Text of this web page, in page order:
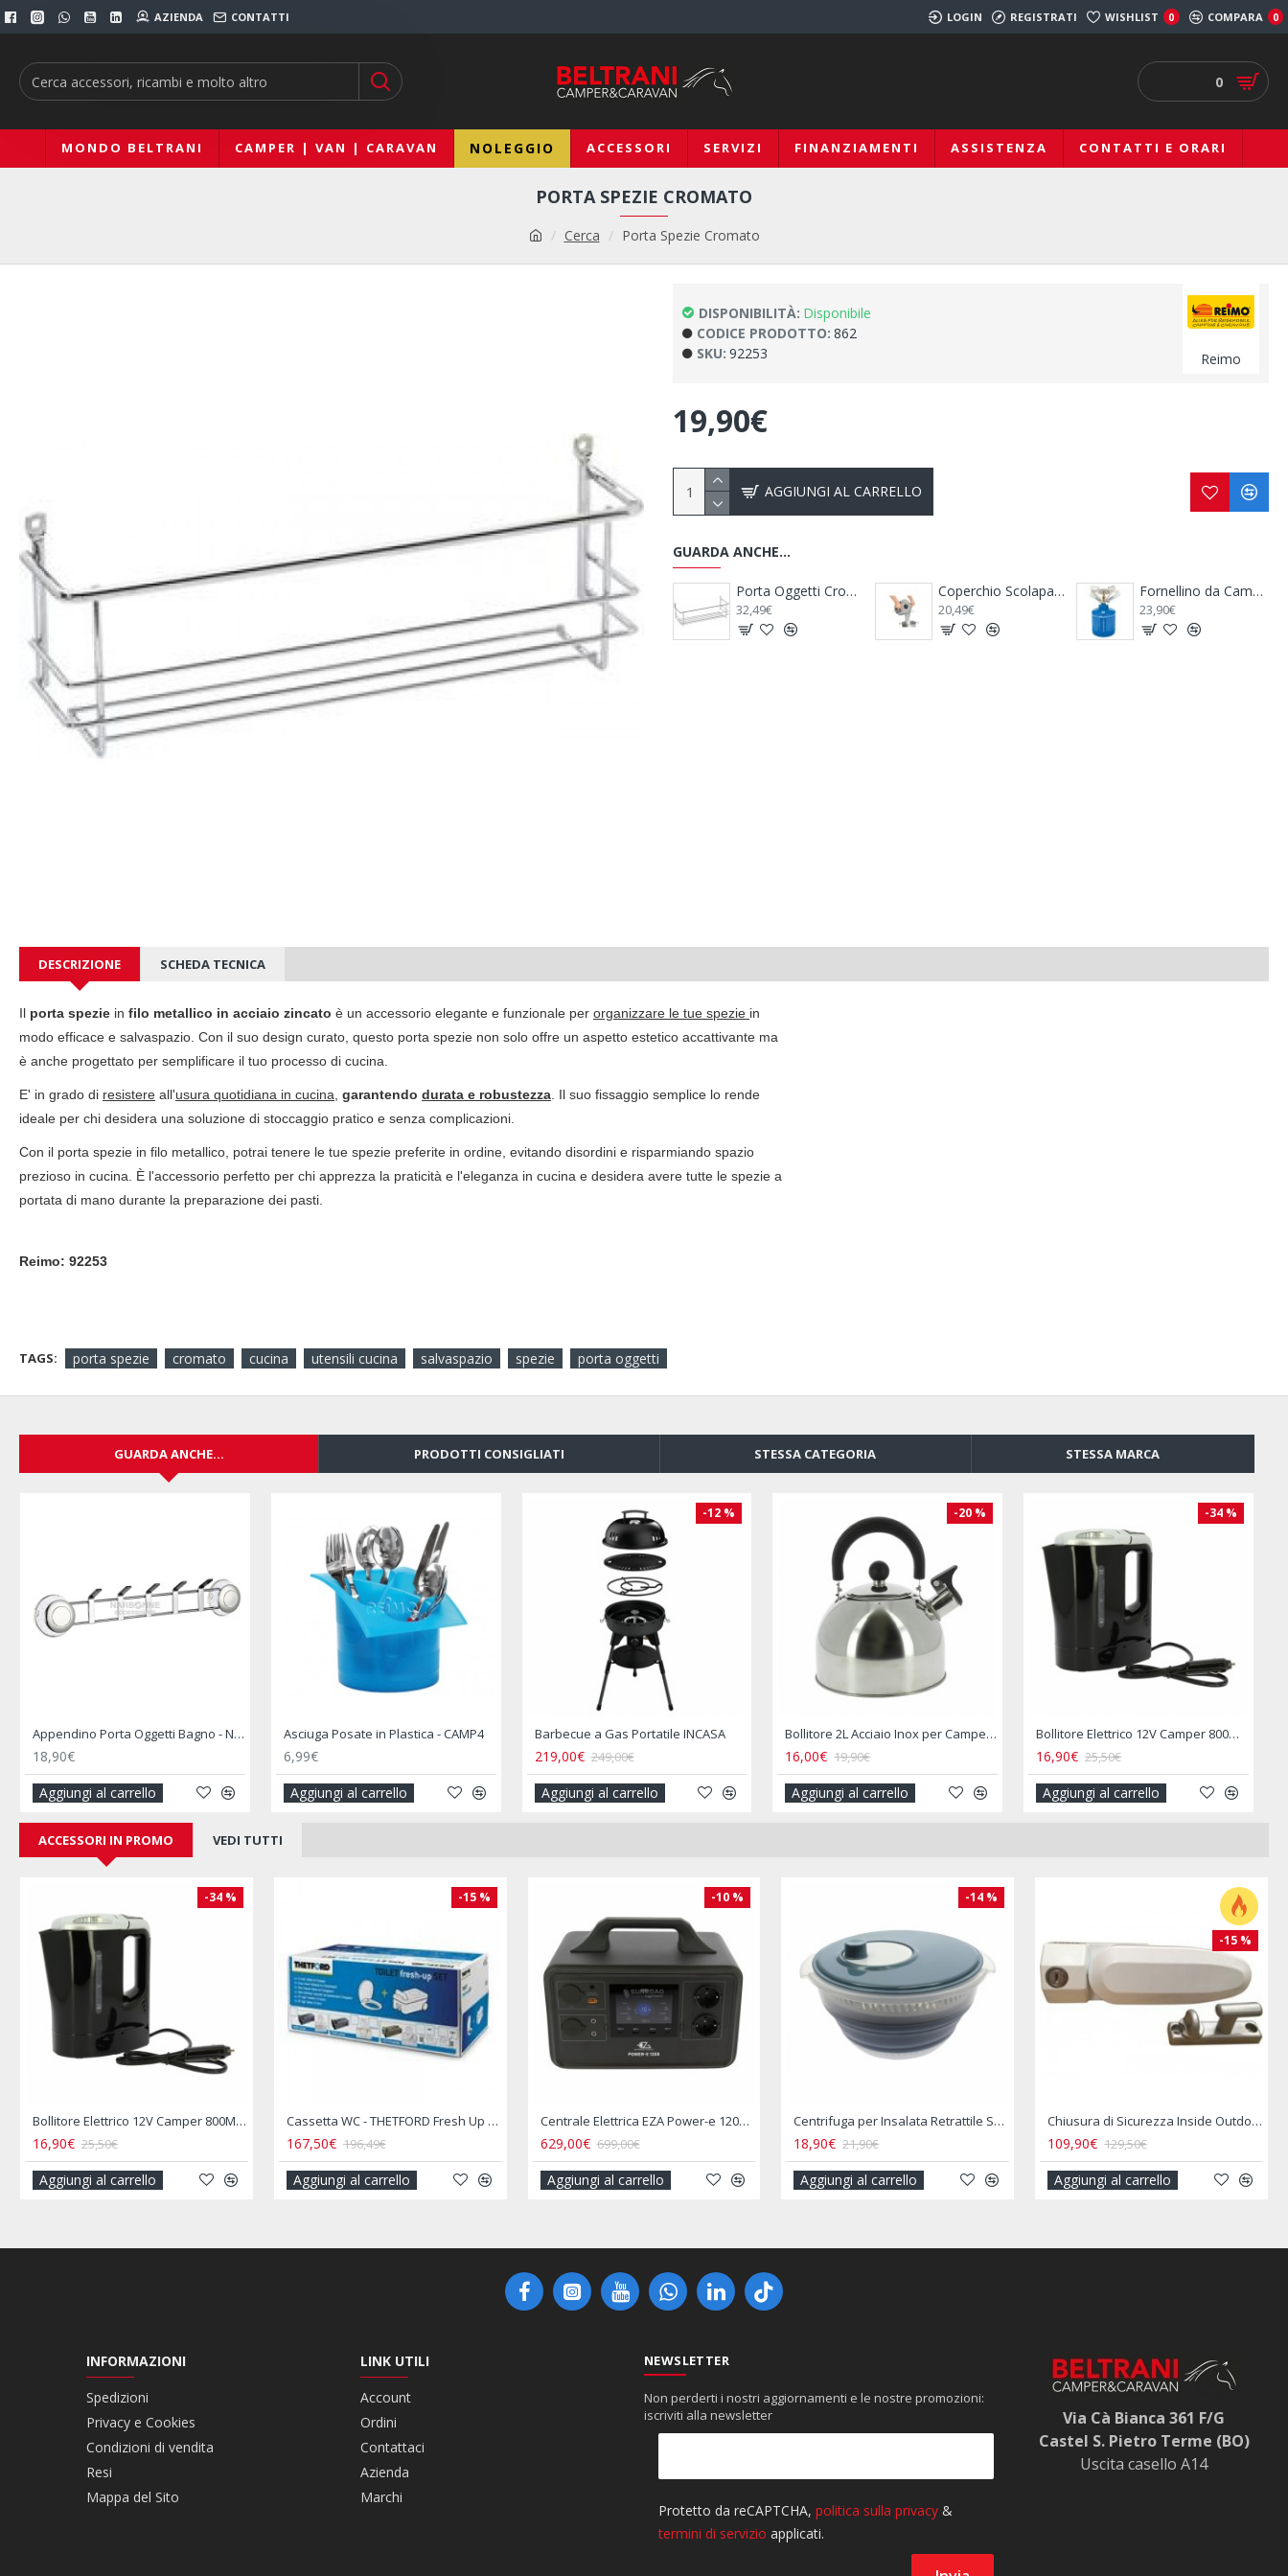
AZIENDA CONTATTI LOGIN REGISTRATI WISHLIST 0 COMPARA 0
0
MONDO BELTRANI CAMPER | VAN | CARAVAN NOLEGGIO ACCESSORI SERVIZI FINANZIAMENTI ASSISTENZA CONTATTI E ORARI
Cerca Porta Spezie Cromato
PORTA SPEZIE CROMATO
DISPONIBILITÀ: Disponibile
CODICE PRODOTTO: 862
SKU: 92253 Reimo
19,90€
AGGIUNGI AL CARRELLO
GUARDA ANCHE...
Coperchio Scolapasta Unilid - BRUNNER
20,49€
Porta Oggetti Cromato
32,49€
Coperchio Scolapasta Unilid - BRUNNER Fornellino da Campeggio CAMPINGAZ Micro Plus
DESCRIZIONE SCHEDA TECNICA
Il porta spezie in filo metallico in acciaio zincato è un accessorio elegante e funzionale per organizzare le tue spezie in
modo efficace e salvaspazio. Con il suo design curato, questo porta spezie non solo offre un aspetto estetico accattivante ma
è anche progettato per semplificare il tuo processo di cucina.
E' in grado di resistere all'usura quotidiana in cucina garantendo durata e robustezza . Il suo fissaggio semplice lo rende
ideale per chi desidera una soluzione di stoccaggio pratico e senza complicazioni.
Con il porta spezie in filo metallico, potrai tenere le tue spezie preferite in ordine, evitando disordini e risparmiando spazio
prezioso in cucina. È l'accessorio perfetto per chi apprezza la praticità e l'eleganza in cucina e desidera avere tutte le spezie a
portata di mano durante la preparazione dei pasti.
Reimo: 92253
TAGS: porta spezie cromato cucina utensili cucina salvaspazio spezie porta oggetti
GUARDA ANCHE... PRODOTTI CONSIGLIATI STESSA CATEGORIA STESSA MARCA
Appendino Porta Oggetti Bagno - NARBONNE Asciuga Posate in Plastica - CAMP4
Aggiungi al carrello
Barbecue a Gas Portatile INCASA
Aggiungi al carrello
Bollitore 2L Acciaio Inox per Camper e Campeggio
16,00€
Aggiungi al carrello
Bollitore Elettrico 12V Camper 800ML Presa Accendisigari
16,90€
Aggiungi al carrello
20,49€
Aggiungi al carrello
ACCESSORI IN PROMO VEDI TUTTI
-34 %
Bollitore Elettrico 12V Camper 800ML Presa Accendisigari
16,90€ 25,50€
Aggiungi al carrello
-15 %
Cassetta WC - THETFORD Fresh Up Set C2/C3/C4 Dx (Destro) con Maniglia e Ruote
167,50€ 196,49€
Aggiungi al carrello
-10 %
Centrale Elettrica EZA Power-e 1200 Watt
629,00€ 699,00€
Aggiungi al carrello
-14 %
Centrifuga per Insalata Retrattile Salvaspazio Camper
18,90€ 21,90€
Aggiungi al carrello
-15 %
Chiusura di Sicurezza Inside Outdoor Lock - THULE
109,90€ 129,50€
Aggiungi al carrello
INFORMAZIONI
Spedizioni
Privacy e Cookies
Condizioni di vendita
Resi
Mappa del Sito
LINK UTILI
Account
Ordini
Contattaci
Azienda
Marchi
NEWSLETTER
Non perderti i nostri aggiornamenti e le nostre promozioni:
iscriviti alla newsletter
Via Cà Bianca 361 F/G
Castel S. Pietro Terme (BO)
Uscita casello A14